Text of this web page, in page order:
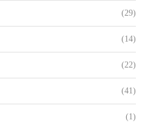
(29)
(14)
(22)
(41)
(1)